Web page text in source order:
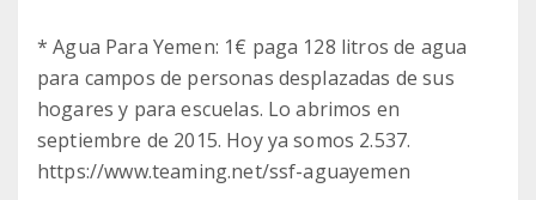
* Agua Para Yemen: 1€ paga 128 litros de agua
para campos de personas desplazadas de sus
hogares y para escuelas. Lo abrimos en
septiembre de 2015. Hoy ya somos 2.537.
https://www.teaming.net/ssf-aguayemen